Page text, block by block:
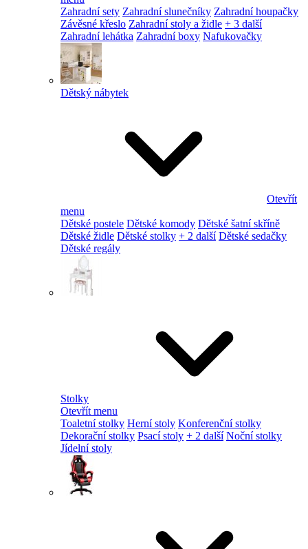
Zahradní sety Zahradní slunečníky Zahradní houpačky
Závěsné křeslo Zahradní stoly a židle + 3 další
Zahradní lehátka Zahradní boxy Nafukovačky
Dětský nábytek
Otevřít
menu
Dětské postele Dětské komody Dětské šatní skříně
Dětské židle Dětské stolky + 2 další Dětské sedačky
Dětské regály
Stolky
Otevřít menu
Toaletní stolky Herní stoly Konferenční stolky
Dekorační stolky Psací stoly + 2 další Noční stolky
Jídelní stoly